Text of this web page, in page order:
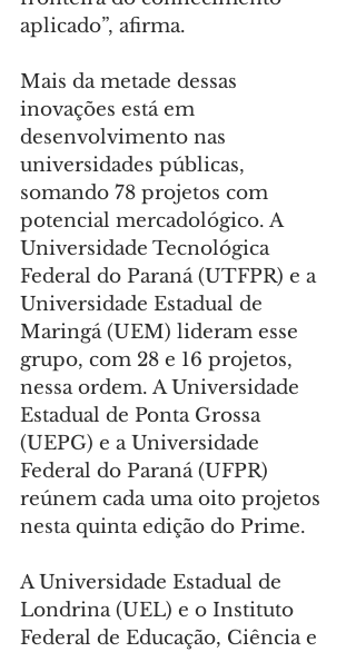
aplicado”, afirma.
Mais da metade dessas
inovações está em
desenvolvimento nas
universidades públicas,
somando 78 projetos com
potencial mercadológico. A
Universidade Tecnológica
Federal do Paraná (UTFPR) e a
Universidade Estadual de
Maringá (UEM) lideram esse
grupo, com 28 e 16 projetos,
nessa ordem. A Universidade
Estadual de Ponta Grossa
(UEPG) e a Universidade
Federal do Paraná (UFPR)
reúnem cada uma oito projetos
nesta quinta edição do Prime.
A Universidade Estadual de
Londrina (UEL) e o Instituto
Federal de Educação, Ciência e